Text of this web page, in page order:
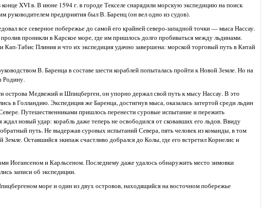
XVI в. В июне 1594 г. в городе Текселе снарядили морскую экспедицию на поиск
руководителем предприятия был В. Баренц (он вел одно из судов).
все северное побережье до самой его крайней северо-западной точки — мыса Нассау.
проникли в Карское море, где им пришлось долго пробиваться между льдинами.
Табис Плиния и что их экспедиция удачно завершена: морской торговый путь в Китай
В. Баренца в составе шести кораблей попыталась пройти к Новой Земле. Но на
Родину.
острова Медвежий и Шпицберген, он упорно держал свой путь к мысу Нассау. В это
в Голландию. Экспедиция же Баренца, достигнув мыса, оказалась затертой среди льдин
Путешественниками пришлось перенести суровые испытание и пережить
новый удар: корабль даже теперь не освободился от сковавших его льдов. Ввиду
путь. Не выдержав суровых испытаний Севера, пять человек из команды, в том
Оставшийся экипаж счастливо добрался до Колы, где его встретил Корнелис и
Иогансеном и Карльсеном. Последнему даже удалось обнаружить место зимовки
записи об экспедиции.
море и один из двух островов, находящийся на восточном побережье